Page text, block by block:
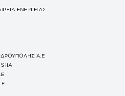
ΕΝΕΡΓΕΙΑΣ
A.E
SHA